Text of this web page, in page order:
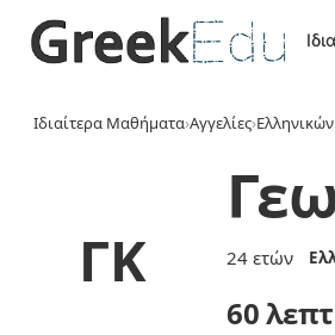
Ιδιαίτερα Μαθήματα›Αγγελίες›Ελληνικών
ΓΚ 24 ετών
60